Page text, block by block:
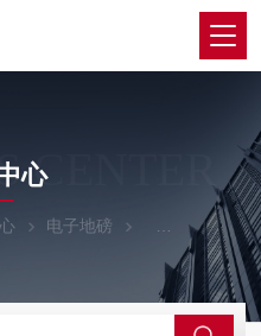
CENTER
心
电子地磅 100吨地磅